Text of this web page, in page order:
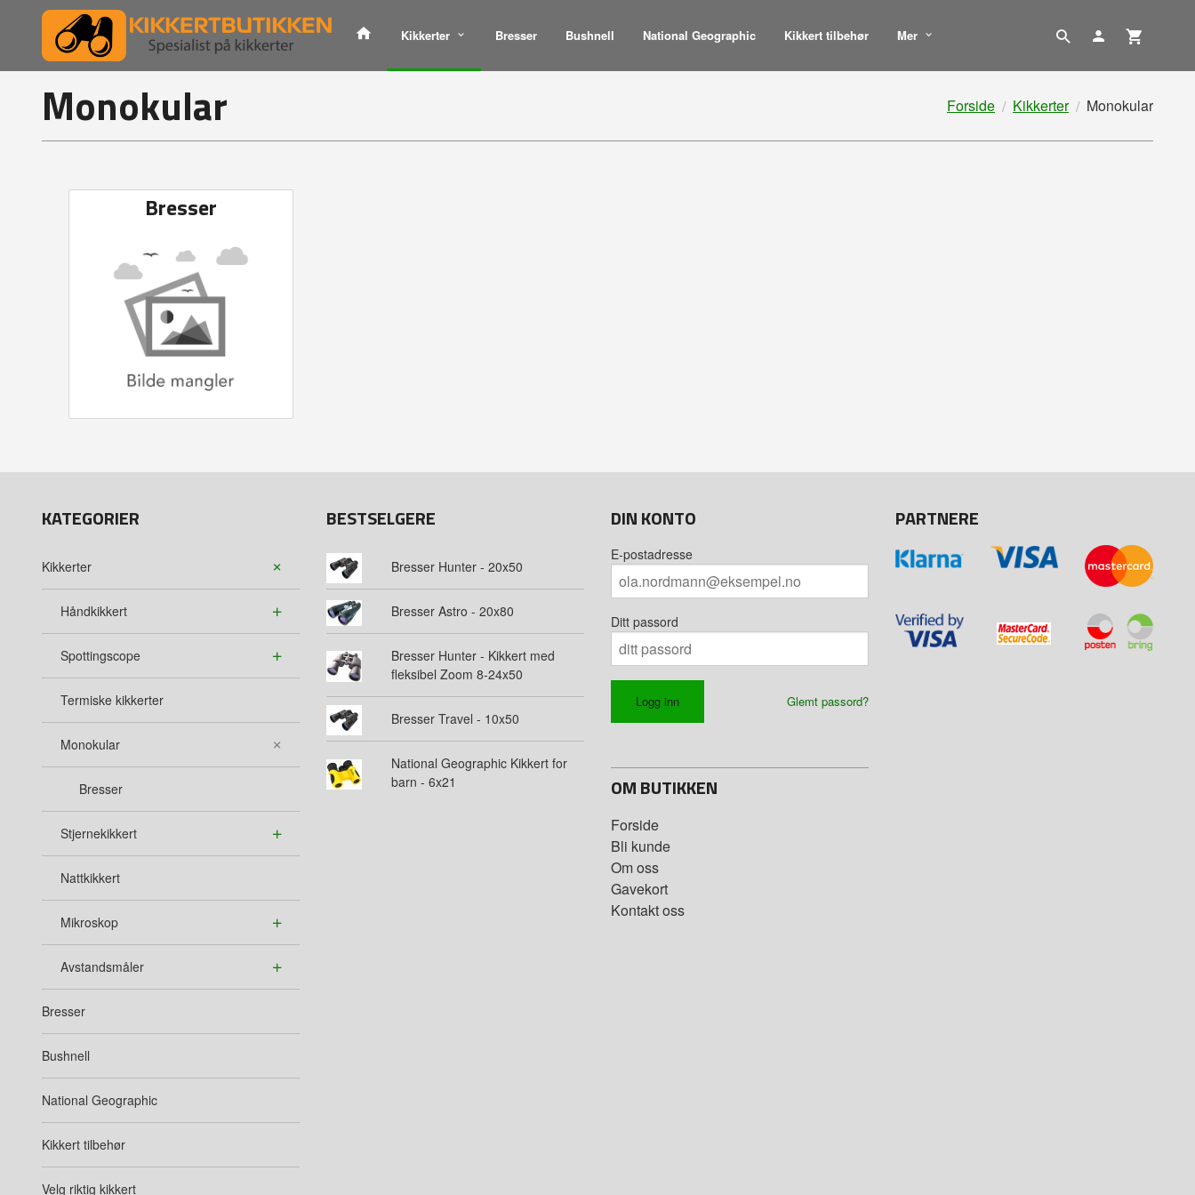
innholdet
Kikkerter Bresser Bushnell National Geographic Kikkert tilbehør Mer
Forside Kikkerter Monokular
Monokular
Bresser
KATEGORIER
Kikkerter
Håndkikkert
Spottingscope
Termiske kikkerter
Monokular
Bresser
Stjernekikkert
Nattkikkert
Mikroskop
Avstandsmåler
Bresser
Bushnell
National Geographic
Kikkert tilbehør
Velg riktig kikkert
BESTSELGERE
Bresser Hunter - 20x50
Bresser Astro - 20x80
Bresser Hunter - Kikkert med
fleksibel Zoom 8-24x50
Bresser Travel - 10x50
National Geographic Kikkert for
barn - 6x21
DIN KONTO
E-postadresse
Ditt passord
Glemt passord?
OM BUTIKKEN
Forside
Bli kunde
Om oss
Gavekort
Kontakt oss
PARTNERE